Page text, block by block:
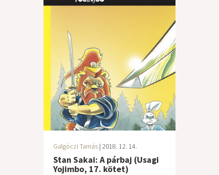
Galgóczi Tamás | 2018. 12. 14.
Stan Sakai: A párbaj (Usagi
Yojimbo, 17. kötet)